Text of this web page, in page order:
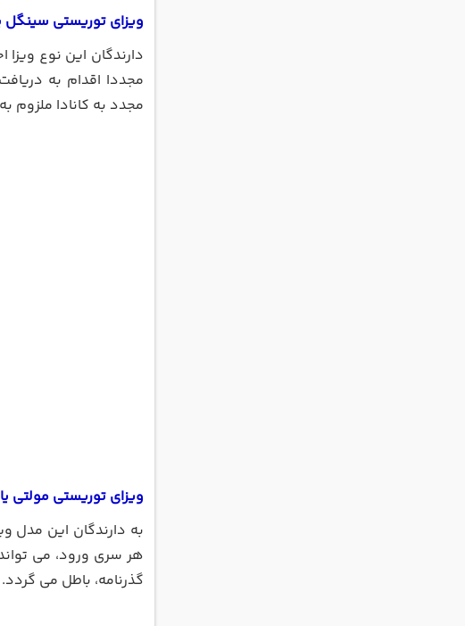
ویزای توریستی سینگل
دارندگان این نوع ویزا
مجددا اقدام به
مجدد به کانادا ملزوم
ویزای توریستی مولتی
به دارندگان این مدل
گذرنامه، باطل می گردد.